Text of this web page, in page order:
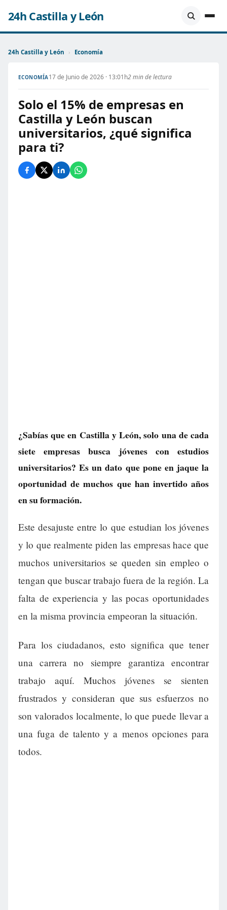
24h Castilla y León
24h Castilla y León › Economía
ECONOMÍA17 de Junio de 2026 · 13:01h2 min de lectura
Solo el 15% de empresas en
Castilla y León buscan
universitarios, ¿qué significa
para ti?
¿Sabías que en Castilla y León, solo una de cada
siete empresas busca jóvenes con estudios
universitarios? Es un dato que pone en jaque la
oportunidad de muchos que han invertido años
en su formación.
Este desajuste entre lo que estudian los jóvenes
y lo que realmente piden las empresas hace que
muchos universitarios se queden sin empleo o
tengan que buscar trabajo fuera de la región. La
falta de experiencia y las pocas oportunidades
en la misma provincia empeoran la situación.
Para los ciudadanos, esto significa que tener
una carrera no siempre garantiza encontrar
trabajo aquí. Muchos jóvenes se sienten
frustrados y consideran que sus esfuerzos no
son valorados localmente, lo que puede llevar a
una fuga de talento y a menos opciones para
todos.